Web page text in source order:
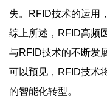
失。RFID技术的运用
综上所述，RFID高频
与RFID技术的不断发
可以预见，RFID技术
的智能化转型。